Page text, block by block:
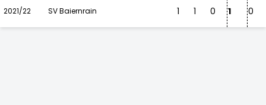
2021/22 SV Baiernrain 1 1 0 1 0